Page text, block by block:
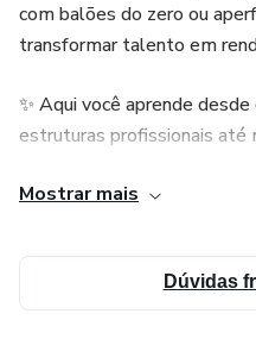
com balões do zero ou
transformar talento em
✨ Aqui você aprende
estruturas profissionais até
da decoração com balões.
Mostrar mais
Dúvidas